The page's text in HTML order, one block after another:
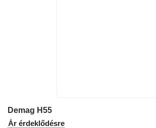
Demag H55
Ár érdeklődésre